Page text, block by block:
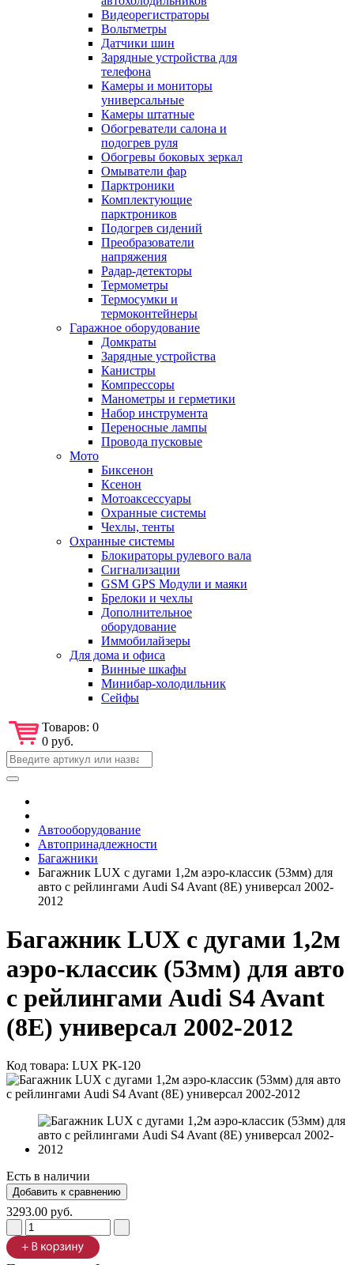
Видеорегистраторы
Вольтметры
Датчики шин
Зарядные устройства для
телефона
Камеры и мониторы
универсальные
Камеры штатные
Обогреватели салона и
подогрев руля
Обогревы боковых зеркал
Омыватели фар
Парктроники
Комплектующие
парктроников
Подогрев сидений
Преобразователи
напряжения
Радар-детекторы
Термометры
Термосумки и
термоконтейнеры
Гаражное оборудование
Домкраты
Зарядные устройства
Канистры
Компрессоры
Манометры и герметики
Набор инструмента
Переносные лампы
Провода пусковые
Мото
Биксенон
Ксенон
Мотоаксессуары
Охранные системы
Чехлы, тенты
Охранные системы
Блокираторы рулевого вала
Сигнализации
GSM GPS Модули и маяки
Брелоки и чехлы
Дополнительное
оборудование
Иммобилайзеры
Для дома и офиса
Винные шкафы
Минибар-холодильник
Сейфы
Товаров: 0
0 руб.
Автооборудование
Автопринадлежности
Багажники
Багажник LUX с дугами 1,2м аэро-классик (53мм) для
авто с рейлингами Audi S4 Avant (8E) универсал 2002-
2012
Багажник LUX с дугами 1,2м
аэро-классик (53мм) для авто
с рейлингами Audi S4 Avant
(8E) универсал 2002-2012
Код товара: LUX РК-120
Есть в наличии
3293.00 руб.